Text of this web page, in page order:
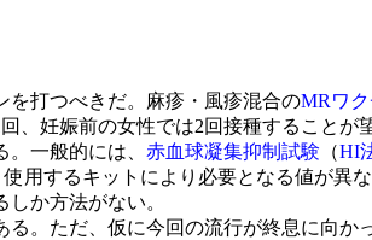
打つべきだ。麻疹・風疹混合のMRワ
妊娠前の女性では2回接種することが
一般的には、 赤血球凝集抑制試験 （HI
用するキットにより必要となる値が異
か方法がない。
。ただ、仮に今回の流行が終息に向